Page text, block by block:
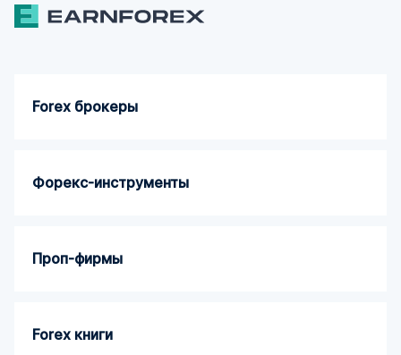
Forex брокеры
Форекс-инструменты
Проп-фирмы
Forex книги